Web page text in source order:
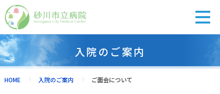
診療担当医表
休診・代診
入院のご案内
HOME 入院のご案内 ご面会について